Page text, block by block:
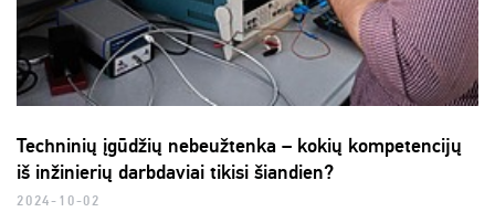
Techninių įgūdžių nebeužtenka – kokių kompetencijų
iš inžinierių darbdaviai tikisi šiandien?
2024-10-02